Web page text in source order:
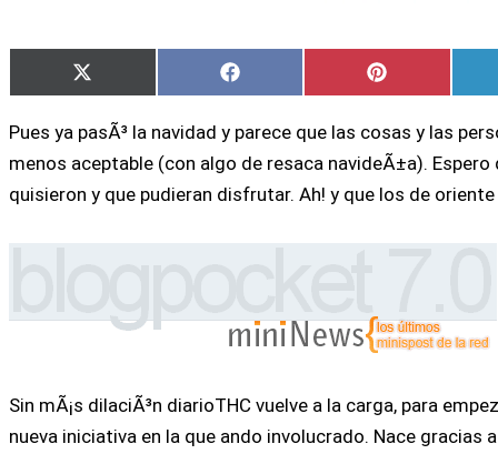
Compartir
en
X
(Twitter)
Compartir
en
Facebook
Compartir
en
Pinterest
Pues ya pasÃ³ la navidad y parece que las cosas y las
menos aceptable (con algo de resaca navideÃ±a).
quisieron y que pudieran disfrutar. Ah! y que los de
Sin mÃ¡s dilaciÃ³n diarioTHC vuelve a la carga, para
nueva iniciativa en la que ando involucrado. Nace gracias